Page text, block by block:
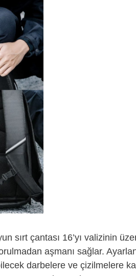
sırt çantası 16’yı valizinin
aşmanı sağlar.
darbelere ve çizilmelere